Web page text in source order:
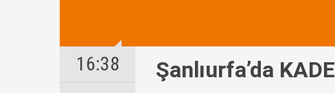
16:38 Şanlıurfa’da